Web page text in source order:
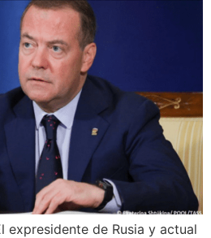
expresidente de Rusia y actual